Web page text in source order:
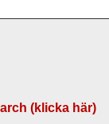
(klicka här)